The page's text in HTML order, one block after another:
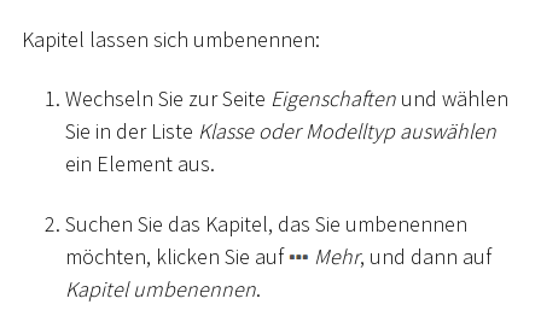
Kapitel lassen sich umbenennen:
Wechseln Sie zur Seite Eigenschaften und wählen
Sie in der Liste Klasse oder Modelltyp auswählen
ein Element aus.
Suchen Sie das Kapitel, das Sie umbenennen
möchten, klicken Sie auf
Mehr, und dann auf
Kapitel umbenennen.